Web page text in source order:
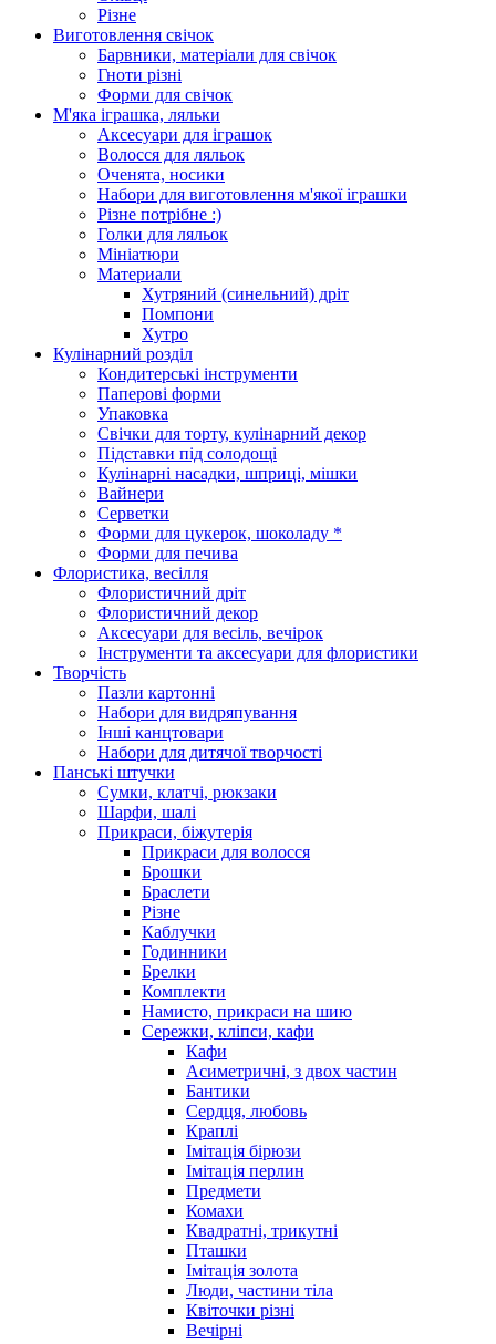
Різне
Виготовлення свічок
Барвники, матеріали для свічок
Гноти різні
Форми для свічок
М'яка іграшка, ляльки
Аксесуари для іграшок
Волосся для ляльок
Оченята, носики
Набори для виготовлення м'якої іграшки
Різне потрібне :)
Голки для ляльок
Мініатюри
Материали
Хутряний (синельний) дріт
Помпони
Хутро
Кулінарний розділ
Кондитерські інструменти
Паперові форми
Упаковка
Свічки для торту, кулінарний декор
Підставки під солодощі
Кулінарні насадки, шприці, мішки
Вайнери
Серветки
Форми для цукерок, шоколаду *
Форми для печива
Флористика, весілля
Флористичний дріт
Флористичний декор
Аксесуари для весіль, вечірок
Інструменти та аксесуари для флористики
Творчість
Пазли картонні
Набори для видряпування
Інші канцтовари
Набори для дитячої творчості
Панські штучки
Сумки, клатчі, рюкзаки
Шарфи, шалі
Прикраси, біжутерія
Прикраси для волосся
Брошки
Браслети
Різне
Каблучки
Годинники
Брелки
Комплекти
Намисто, прикраси на шию
Сережки, кліпси, кафи
Кафи
Асиметричні, з двох частин
Бантики
Сердця, любовь
Краплі
Імітація бірюзи
Імітація перлин
Предмети
Комахи
Квадратні, трикутні
Пташки
Імітація золота
Люди, частини тіла
Квіточки різні
Вечірні